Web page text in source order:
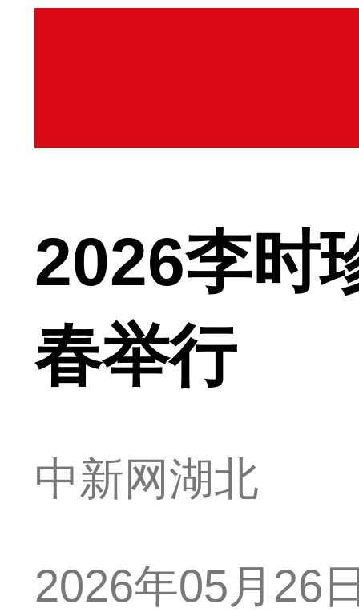
2026李时
春举行
中新网湖北
2026年05月26